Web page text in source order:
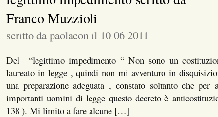
Franco Muzzioli
scritto da paolacon il 10 06 2011
Del “legittimo impedimento “ Non sono un
laureato in legge , quindi non mi avventuro in
una preparazione adeguata , constato soltanto che per
importanti uomini di legge questo decreto è
138 ). Mi limito a fare alcune […]